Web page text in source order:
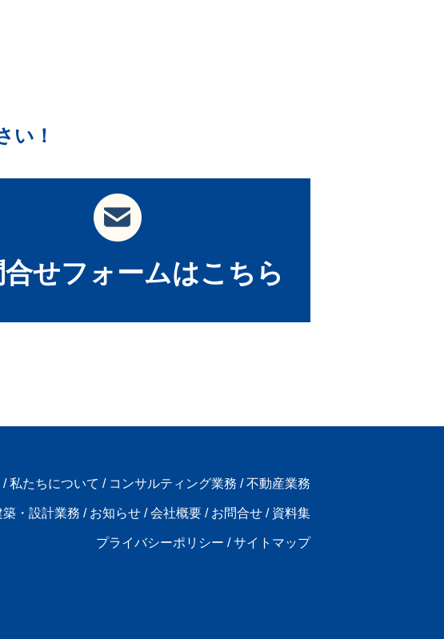
い！
合せフォームはこちら
/私たちについて / コンサルティング業務 /不動産業務
築・設計業務 / お知らせ /会社概要 / お問合せ / 資料集
プライバシーポリシー /サイトマップ